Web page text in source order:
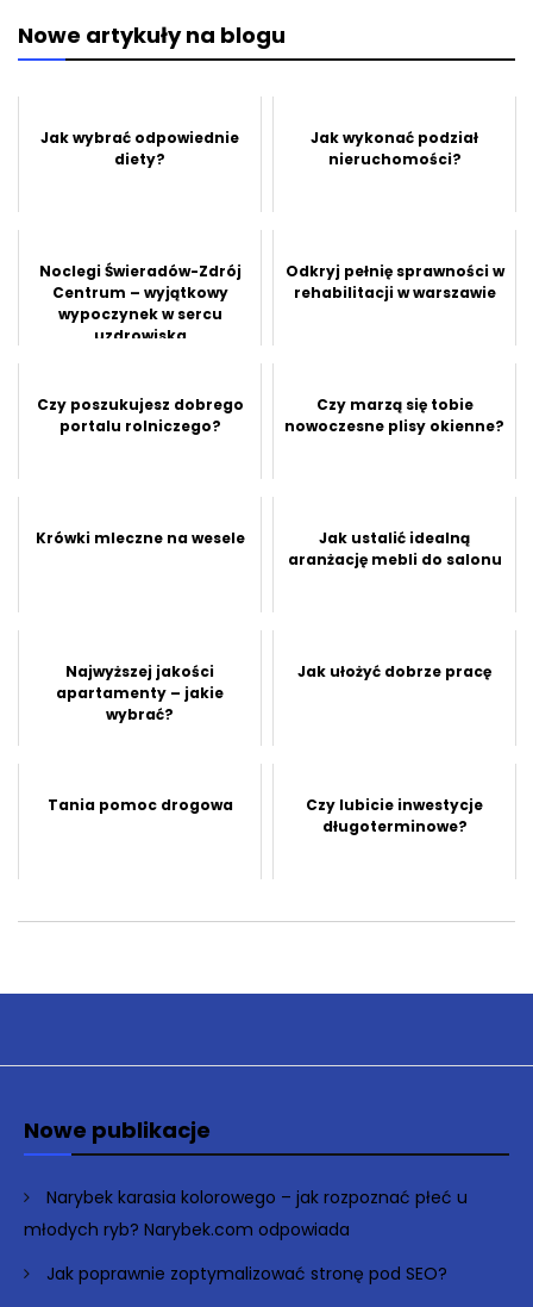
Nowe artykuły na blogu
Jak wybrać odpowiednie
diety?
Jak wykonać podział
nieruchomości?
Noclegi Świeradów-Zdrój
Centrum – wyjątkowy
wypoczynek w sercu
uzdrowiska
Odkryj pełnię sprawności w
rehabilitacji w warszawie
Czy poszukujesz dobrego
portalu rolniczego?
Czy marzą się tobie
nowoczesne plisy okienne?
Krówki mleczne na wesele
Jak ustalić idealną
aranżację mebli do salonu
Najwyższej jakości
apartamenty – jakie
wybrać?
Jak ułożyć dobrze pracę
Tania pomoc drogowa
Czy lubicie inwestycje
długoterminowe?
Nowe publikacje
Narybek karasia kolorowego – jak rozpoznać płeć u
młodych ryb? Narybek.com odpowiada
Jak poprawnie zoptymalizować stronę pod SEO?